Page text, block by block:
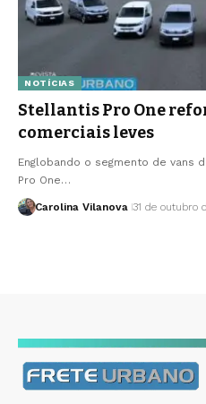
NOTÍCIAS
Stellantis Pro One
comerciais leves
Englobando o segmento de vans
Pro One…
Carolina Vilanova 31 de outubro